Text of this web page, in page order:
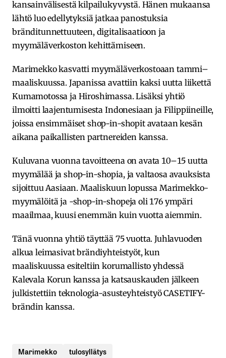
kansainvälisestä kilpailukyvystä. Hänen mukaansa
lähtö luo edellytyksiä jatkaa panostuksia
bränditunnettuuteen, digitalisaatioon ja
myymäläverkoston kehittämiseen.
Marimekko kasvatti myymäläverkostoaan tammi–
maaliskuussa. Japanissa avattiin kaksi uutta liikettä
Kumamotossa ja Hiroshimassa. Lisäksi yhtiö
ilmoitti laajentumisesta Indonesiaan ja Filippiineille,
joissa ensimmäiset shop-in-shopit avataan kesän
aikana paikallisten partnereiden kanssa.
Kuluvana vuonna tavoitteena on avata 10–15 uutta
myymälää ja shop-in-shopia, ja valtaosa avauksista
sijoittuu Aasiaan. Maaliskuun lopussa Marimekko-
myymälöitä ja -shop-in-shopeja oli 176 ympäri
maailmaa, kuusi enemmän kuin vuotta aiemmin.
Tänä vuonna yhtiö täyttää 75 vuotta. Juhlavuoden
alkua leimasivat brändiyhteistyöt, kun
maaliskuussa esiteltiin korumallisto yhdessä
Kalevala Korun kanssa ja katsauskauden jälkeen
julkistettiin teknologia-asusteyhteistyö CASETIFY-
brändin kanssa.
Marimekko tulosyllätys